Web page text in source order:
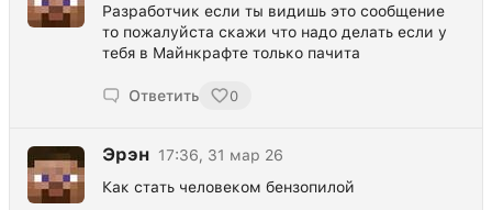
Разработчик если ты видишь это сообщение
то пожалуйста скажи что надо делать если у
тебя в Майнкрафте только пачита
Ответить 0
Эрэн 17:36, 31 мар 26
Как стать человеком бензопилой